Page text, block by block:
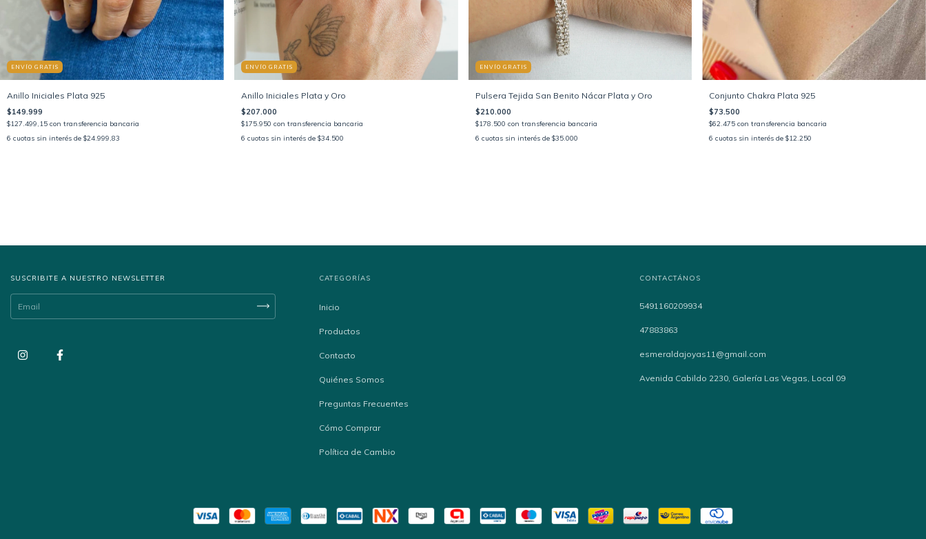
ENVÍO GRATIS
Anillo Iniciales Plata 925
$149.999
$127.499,15 con transferencia bancaria
6 cuotas sin interés de $24.999,83
ENVÍO GRATIS
Anillo Iniciales Plata y Oro
$207.000
$175.950 con transferencia bancaria
6 cuotas sin interés de $34.500
ENVÍO GRATIS
Pulsera Tejida San Benito Nácar Plata y Oro
$210.000
$178.500 con transferencia bancaria
6 cuotas sin interés de $35.000
Conjunto Chakra Plata 925
$73.500
$62.475con transferencia bancaria
6 cuotas sin interés de$12.250
SUSCRIBITE A NUESTRO NEWSLETTER CATEGORÍAS
Inicio
Productos
Contacto
Quiénes Somos
Preguntas Frecuentes
Cómo Comprar
Política de Cambio
CONTACTÁNOS
5491160209934
47883863
esmeraldajoyas11@gmail.com
Avenida Cabildo 2230, Galería Las Vegas, Local 09